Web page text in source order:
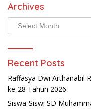
Archives
Archives
Recent Posts
Raffasya Dwi Arthanabil
ke-28 Tahun 2026
Siswa-Siswi SD